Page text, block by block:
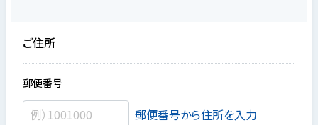
ご住所
郵便番号
郵便番号から住所を入力